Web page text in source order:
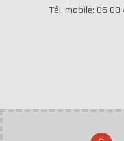
Tél. mobile: 06 08